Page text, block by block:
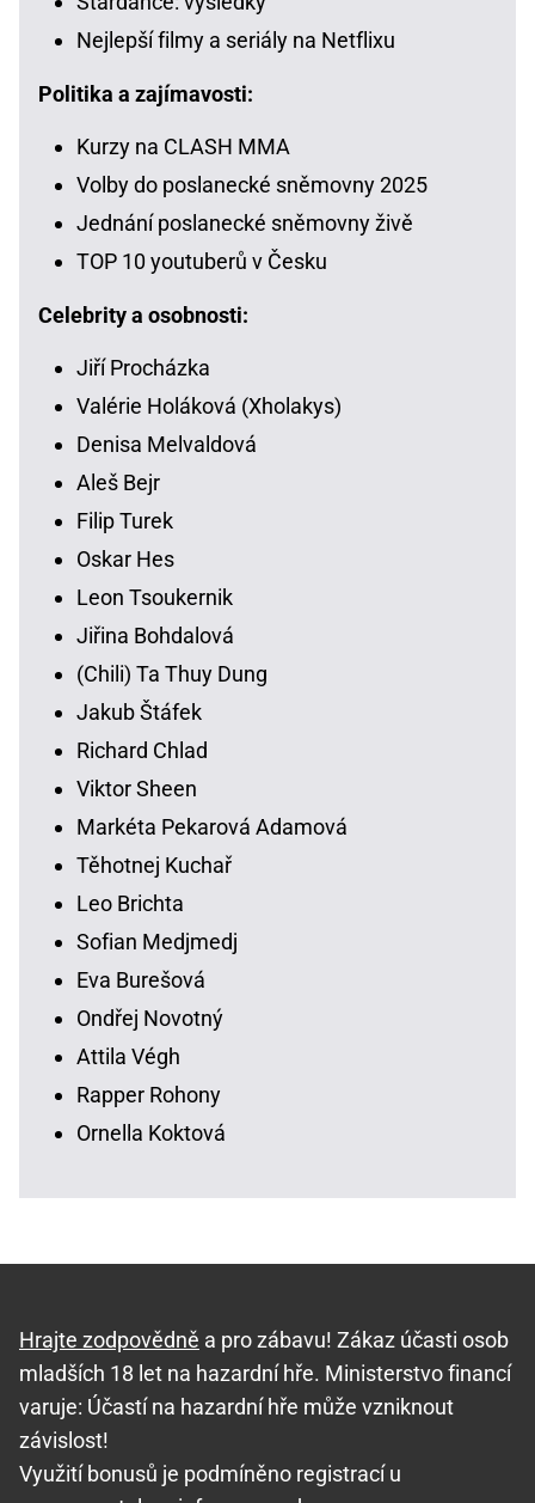
Nejlepší filmy a seriály na Netflixu
Politika a zajímavosti:
Kurzy na CLASH MMA
Volby do poslanecké sněmovny 2025
Jednání poslanecké sněmovny živě
TOP 10 youtuberů v Česku
Celebrity a osobnosti:
Jiří Procházka
Valérie Holáková (Xholakys)
Denisa Melvaldová
Aleš Bejr
Filip Turek
Oskar Hes
Leon Tsoukernik
Jiřina Bohdalová
(Chili) Ta Thuy Dung
Jakub Štáfek
Richard Chlad
Viktor Sheen
Markéta Pekarová Adamová
Těhotnej Kuchař
Leo Brichta
Sofian Medjmedj
Eva Burešová
Ondřej Novotný
Attila Végh
Rapper Rohony
Ornella Koktová
Hrajte zodpovědně a pro zábavu! Zákaz účasti osob
mladších 18 let na hazardní hře. Ministerstvo financí
varuje: Účastí na hazardní hře může vzniknout
závislost!
Využití bonusů je podmíněno registrací u